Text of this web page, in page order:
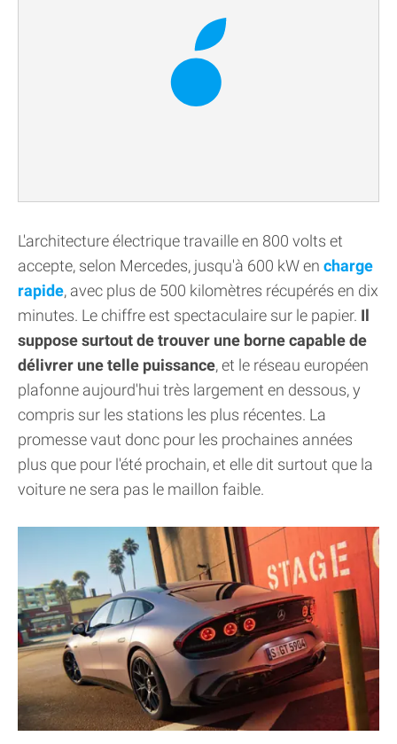
L'architecture électrique travaille en 800 volts et
accepte, selon Mercedes, jusqu'à 600 kW en charge
rapide, avec plus de 500 kilomètres récupérés en dix
minutes. Le chiffre est spectaculaire sur le papier. Il
suppose surtout de trouver une borne capable de
délivrer une telle puissance, et le réseau européen
plafonne aujourd'hui très largement en dessous, y
compris sur les stations les plus récentes. La
promesse vaut donc pour les prochaines années
plus que pour l'été prochain, et elle dit surtout que la
voiture ne sera pas le maillon faible.